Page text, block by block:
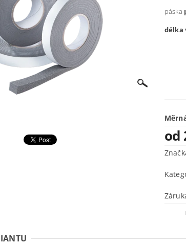
páska
délka
od